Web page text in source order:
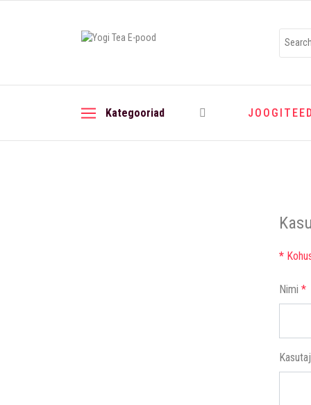
Kategooriad
*
Nimi *